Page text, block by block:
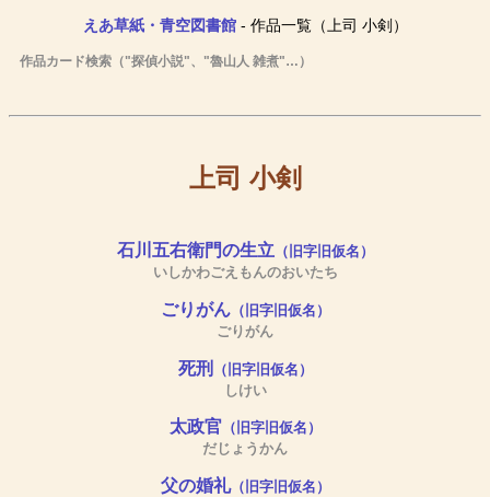
えあ草紙・青空図書館- 作品一覧（上司 小剣）
作品カード検索（"探偵小説"、"魯山人 雑煮"…）
上司 小剣
石川五右衛門の生立 （旧字旧仮名）
いしかわごえもんのおいたち
ごりがん（旧字旧仮名）
ごりがん
死刑 （旧字旧仮名）
しけい
太政官（旧字旧仮名）
だじょうかん
父の婚礼（旧字旧仮名）